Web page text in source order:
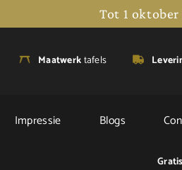
Tot 1 oktober
Maatwerktafels
Impressie Blogs